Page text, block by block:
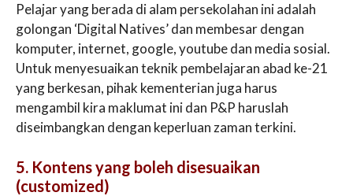
Pelajar yang berada di alam persekolahan ini adalah
golongan ‘Digital Natives’ dan membesar dengan
komputer, internet, google, youtube dan media sosial.
Untuk menyesuaikan teknik pembelajaran abad ke-21
yang berkesan, pihak kementerian juga harus
mengambil kira maklumat ini dan P&P haruslah
diseimbangkan dengan keperluan zaman terkini.
5. Kontens yang boleh disesuaikan
(customized)